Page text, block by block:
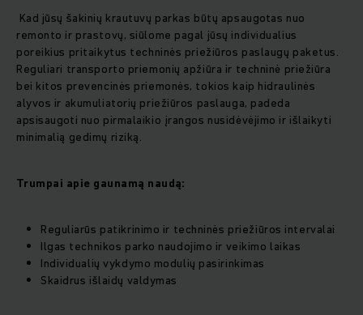
Kad jūsų šakinių krautuvų parkas būtų apsaugotas nuo
remonto ir prastovų, siūlome pagal jūsų individualius
poreikius pritaikytus techninės priežiūros paslaugų paketus.
Reguliari transporto priemonių apžiūra ir techninė priežiūra
bei kitos prevencinės priemonės, tokios kaip hidraulinės
alyvos ir akumuliatorių priežiūros paslauga, padeda
apsisaugoti nuo pirmalaikio įrangos nusidėvėjimo ir išlaikyti
minimalią gedimų riziką.
Trumpai apie gaunamą naudą:
Reguliarūs patikrinimo ir techninės priežiūros intervalai
Ilgas technikos parko naudojimo ir veikimo laikas
Individualių vykdymo modulių pasirinkimas
Skaidrus išlaidų valdymas